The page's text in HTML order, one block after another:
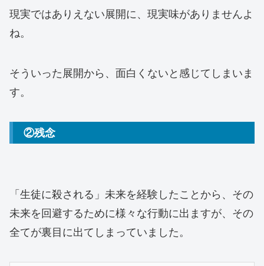
現実ではありえない展開に、現実味がありませんよ
ね。
そういった展開から、面白くないと感じてしまいま
す。
②残念
「生徒に殺される」未来を経験したことから、その
未来を回避するために様々な行動に出ますが、その
全てが裏目に出てしまっていました。